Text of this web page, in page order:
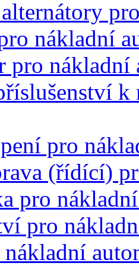
nákladní
pro nákladní
k
pro
(řídící)
pro
pro